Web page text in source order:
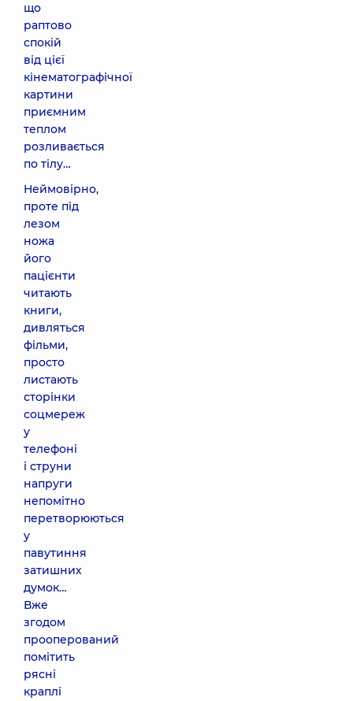
що
раптово
спокій
від цієї
кінематографічної
картини
приємним
теплом
розливається
по тілу…
Неймовірно,
проте під
лезом
ножа
його
пацієнти
читають
книги,
дивляться
фільми,
просто
листають
сторінки
соцмереж
у
телефоні
і струни
напруги
непомітно
перетворюються
у
павутиння
затишних
думок…
Вже
згодом
прооперований
помітить
рясні
краплі